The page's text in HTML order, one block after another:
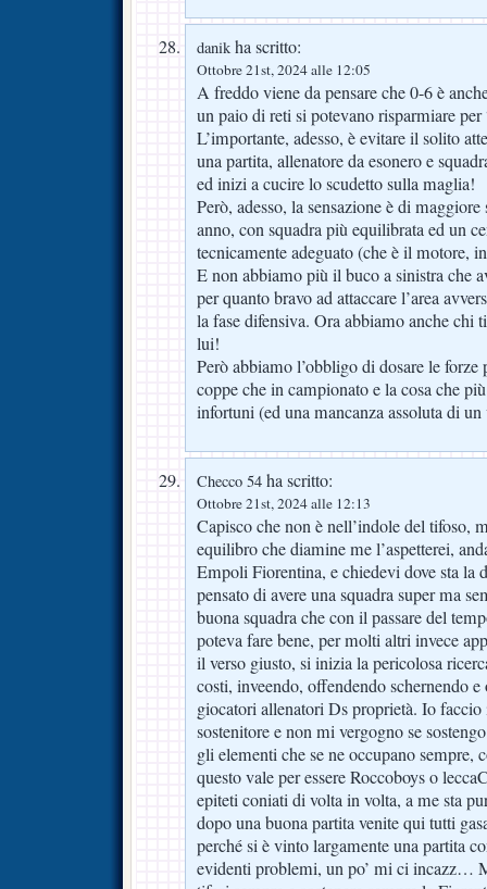
danik ha scritto:
Ottobre 21st, 2024 alle 12:05
A freddo viene da pensare che 0-6 è
un paio di reti si potevano risparmiare
L’importante, adesso, è evitare il solito
una partita, allenatore da esonero e
ed inizi a cucire lo scudetto sulla maglia!
Però, adesso, la sensazione è di
anno, con squadra più equilibrata ed un
tecnicamente adeguato (che è il motore,
E non abbiamo più il buco a sinistra che
per quanto bravo ad attaccare l’area
la fase difensiva. Ora abbiamo anche
lui!
Però abbiamo l’obbligo di dosare le forze
coppe che in campionato e la cosa che
infortuni (ed una mancanza assoluta di
Checco 54 ha scritto:
Ottobre 21st, 2024 alle 12:13
Capisco che non è nell’indole del tifoso,
equilibro che diamine me l’aspetterei,
Empoli Fiorentina, e chiedevi dove sta la
pensato di avere una squadra super ma
buona squadra che con il passare del
poteva fare bene, per molti altri invece
il verso giusto, si inizia la pericolosa
costi, inveendo, offendendo schernendo
giocatori allenatori Ds proprietà. Io
sostenitore e non mi vergogno se
gli elementi che se ne occupano sempre,
questo vale per essere Roccoboys o
epiteti coniati di volta in volta, a me sta
dopo una buona partita venite qui tutti
perché si è vinto largamente una partita
evidenti problemi, un po’ mi ci incazz…